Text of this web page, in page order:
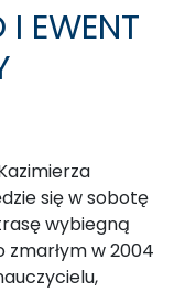
EWENT
się w sobotę
wybiegną
w 2004